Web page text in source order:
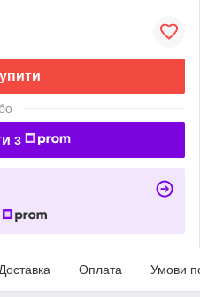
з
Доставка Оплата Умови